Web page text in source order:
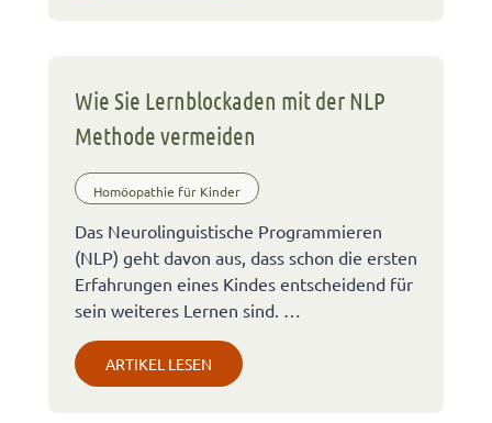
Wie Sie Lernblockaden mit der NLP
Methode vermeiden
Homöopathie für Kinder
Das Neurolinguistische Programmieren
(NLP) geht davon aus, dass schon die ersten
Erfahrungen eines Kindes entscheidend für
sein weiteres Lernen sind. …
ARTIKEL LESEN